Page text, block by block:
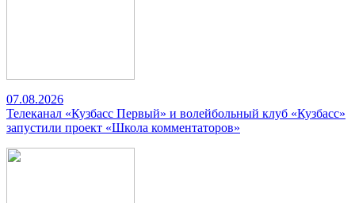
07.08.2026
Телеканал «Кузбасс Первый» и волейбольный клуб «Кузбасс»
запустили проект «Школа комментаторов»